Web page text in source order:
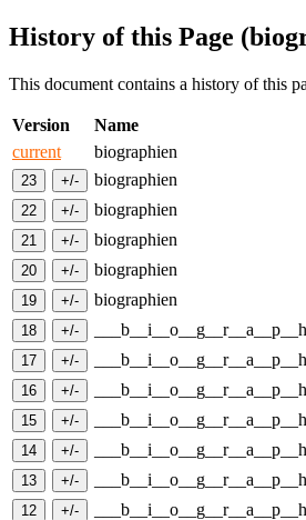
History of this Page
This document contains a history of this
Version Name
current
biographien
biographien
biographien
biographien
biographien
biographien